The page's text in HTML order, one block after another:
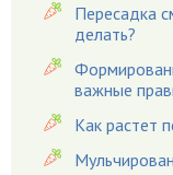
Вишня
Вредители
Гардения
Гацания
Гвоздики
Георгины
Пересадка
делать?
важные
Как растет